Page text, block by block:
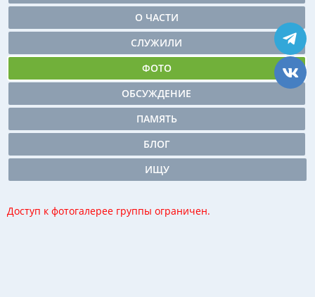
О ЧАСТИ
СЛУЖИЛИ
ФОТО
ОБСУЖДЕНИЕ
ПАМЯТЬ
БЛОГ
ИЩУ
Доступ к фотогалерее группы ограничен.